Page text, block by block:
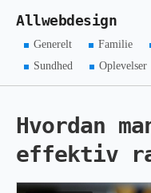
Allwebdesign
Generelt Familie
Sundhed
Oplevelser
Hvordan
effektiv